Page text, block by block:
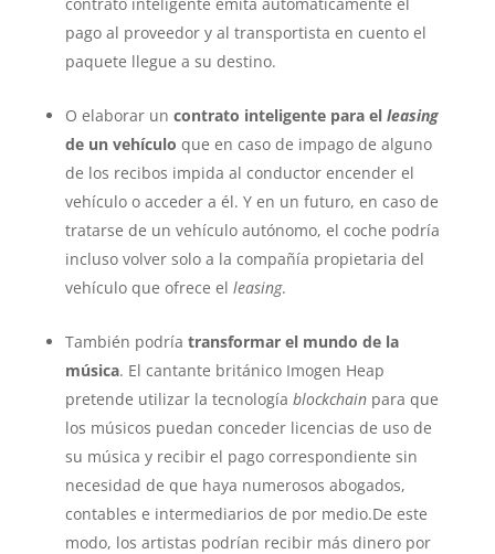
pago al proveedor y al transportista en cuento el
paquete llegue a su destino.
O elaborar un contrato inteligente para el leasing
de un vehículo que en caso de impago de alguno
de los recibos impida al conductor encender el
vehículo o acceder a él. Y en un futuro, en caso de
tratarse de un vehículo autónomo, el coche podría
incluso volver solo a la compañía propietaria del
vehículo que ofrece el leasing.
También podría transformar el mundo de la
música. El cantante británico Imogen Heap
pretende utilizar la tecnología blockchainpara que
los músicos puedan conceder licencias de uso de
su música y recibir el pago correspondiente sin
necesidad de que haya numerosos abogados,
contables e intermediarios de por medio.De este
modo, los artistas podrían recibir más dinero por